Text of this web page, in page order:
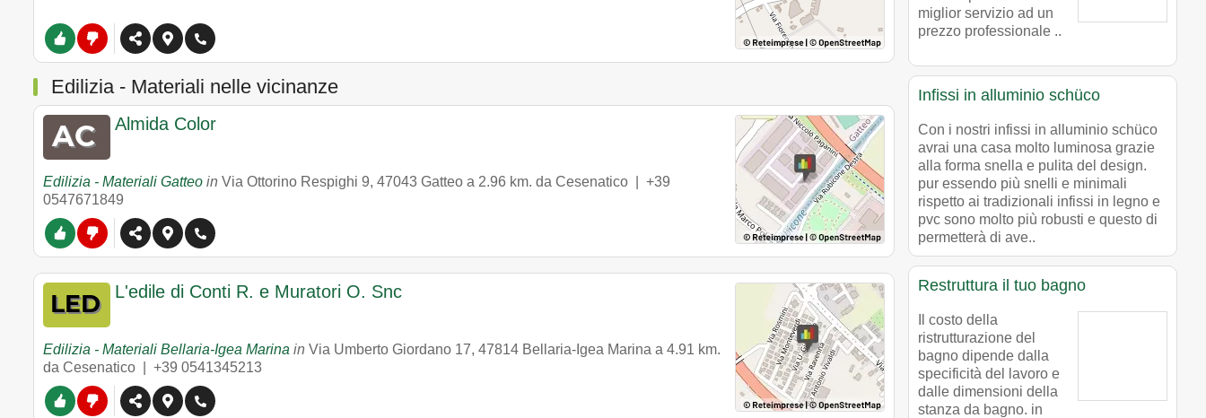
Edilizia - Materiali nelle vicinanze
Almida Color
Edilizia - Materiali Gatteo in Via Ottorino Respighi 9, 47043 Gatteo a 2.96 km. da Cesenatico | +39
0547671849
L'edile di Conti R. e Muratori O. Snc
Edilizia - Materiali Bellaria-Igea Marina in Via Umberto Giordano 17, 47814 Bellaria-Igea Marina a 4.91 km.
da Cesenatico | +39 0541345213
miglior servizio ad un
prezzo professionale ..
Infissi in alluminio schüco
Con i nostri infissi in alluminio schüco
avrai una casa molto luminosa grazie
alla forma snella e pulita del design.
pur essendo più snelli e minimali
rispetto ai tradizionali infissi in legno e
pvc sono molto più robusti e questo di
permetterà di ave..
Restruttura il tuo bagno
Il costo della
ristrutturazione del
bagno dipende dalla
specificità del lavoro e
dalle dimensioni della
stanza da bagno. in